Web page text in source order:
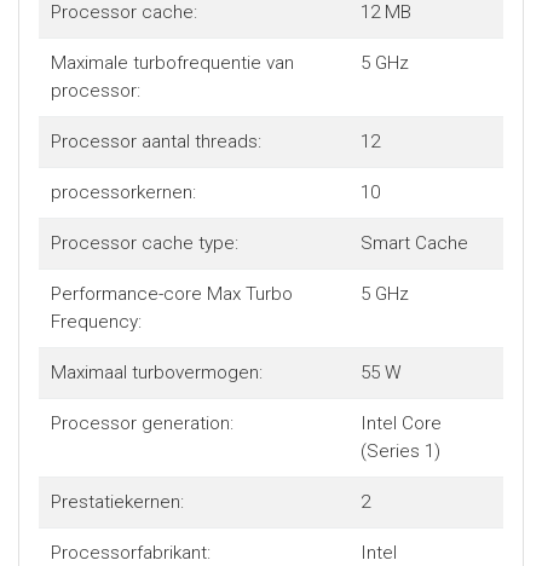
Processor cache: 12 MB
Maximale turbofrequentie van
processor:
5 GHz
Processor aantal threads: 12
processorkernen: 10
Processor cache type: Smart Cache
Performance-core Max Turbo
Frequency:
5 GHz
Maximaal turbovermogen: 55 W
Processor generation:
Intel Core
(Series 1)
Prestatiekernen: 2
Processorfabrikant: Intel